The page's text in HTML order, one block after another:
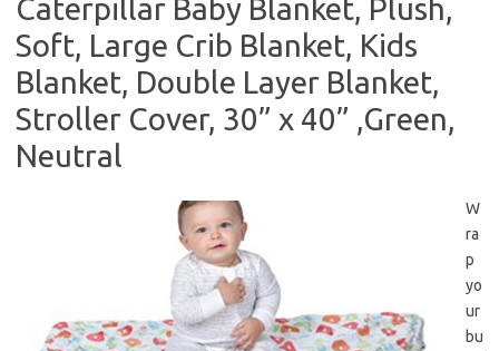
Caterpillar Baby Blanket, Plush,
Soft, Large Crib Blanket, Kids
Blanket, Double Layer Blanket,
Stroller Cover, 30” x 40” ,Green,
Neutral
W
ra
p
yo
ur
bu